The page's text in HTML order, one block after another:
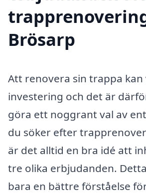
Brösarp
Att renovera sin trappa
investering och det är
göra ett noggrant val av
du söker efter
är det alltid en bra idé att
tre olika erbjudanden.
bara en bättre förståelse